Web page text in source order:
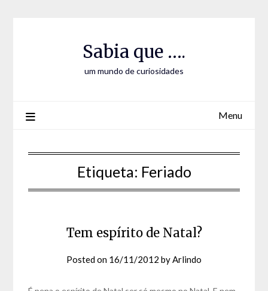
Sabia que ….
um mundo de curiosidades
Menu
Etiqueta: Feriado
Tem espírito de Natal?
Posted on 16/11/2012 byArlindo